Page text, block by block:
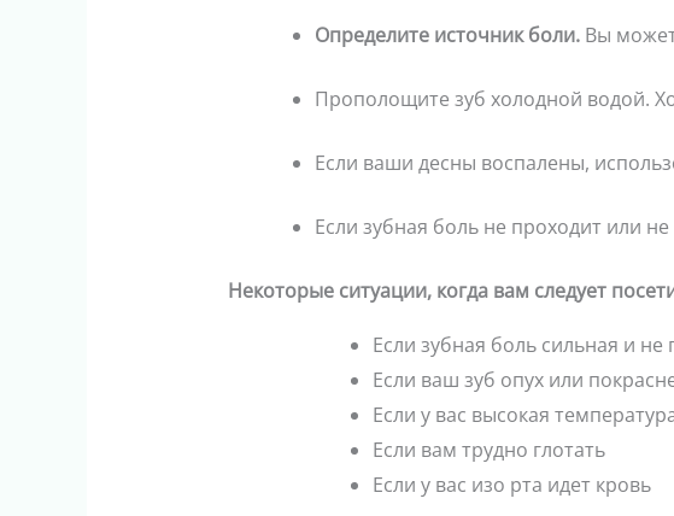
Определите источник боли.Вы
Прополощите зуб холодной водой.
Если ваши десны воспалены,
Если зубная боль не проходит или
Некоторые ситуации, когда вам следует
Если зубная боль сильная и
Если ваш зуб опух или
Если у вас высокая
Если вам трудно глотать
Если у вас изо рта идет кровь